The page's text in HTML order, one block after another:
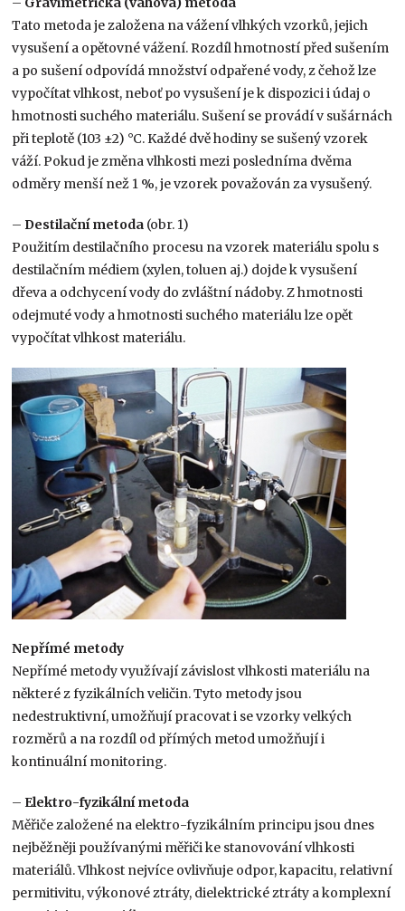
Tato metoda je založena na vážení vlhkých vzorků, jejich
vysušení a opětovné vážení. Rozdíl hmotností před sušením
a po sušení odpovídá množství odpařené vody, z čehož lze
vypočítat vlhkost, neboť po vysušení je k dispozici i údaj o
hmotnosti suchého materiálu. Sušení se provádí v sušárnách
při teplotě (103 ±2) °C. Každé dvě hodiny se sušený vzorek
váží. Pokud je změna vlhkosti mezi posledníma dvěma
odměry menší než 1 %, je vzorek považován za vysušený.
– Destilační metoda (obr. 1)
Použitím destilačního procesu na vzorek materiálu spolu s
destilačním médiem (xylen, toluen aj.) dojde k vysušení
dřeva a odchycení vody do zvláštní nádoby. Z hmotnosti
odejmuté vody a hmotnosti suchého materiálu lze opět
vypočítat vlhkost materiálu.
Nepřímé metody
Nepřímé metody využívají závislost vlhkosti materiálu na
některé z fyzikálních veličin. Tyto metody jsou
nedestruktivní, umožňují pracovat i se vzorky velkých
rozměrů a na rozdíl od přímých metod umožňují i
kontinuální monitoring.
– Elektro-fyzikální metoda
Měřiče založené na elektro-fyzikálním principu jsou dnes
nejběžněji používanými měřiči ke stanovování vlhkosti
materiálů. Vlhkost nejvíce ovlivňuje odpor, kapacitu, relativní
permitivitu, výkonové ztráty, dielektrické ztráty a komplexní